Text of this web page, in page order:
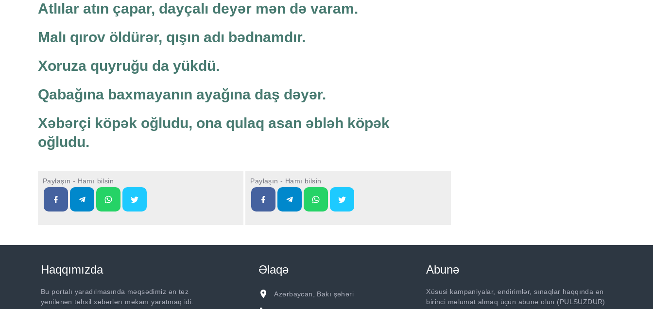
Atlılar atın çapar, dayçalı deyər mən də varam.
Malı qırov öldürər, qışın adı bədnamdır.
Xoruza quyruğu da yükdü.
Qabağına baxmayanın ayağına daş dəyər.
Xəbərçi köpək oğludu, ona qulaq asan əbləh köpək
oğludu.
Paylaşın - Hamı bilsin Paylaşın - Hamı bilsin
Haqqımızda
Bu portalı yaradılmasında məqsədimiz ən tez
yenilənən təhsil xəbərlərı məkanı yaratmaq idi.
Əlaqə
Azərbaycan, Bakı şəhəri
Abunə
Xüsusi kampaniyalar, endirimlər, sınaqlar haqqında ən
birinci məlumat almaq üçün abunə olun (PULSUZDUR)